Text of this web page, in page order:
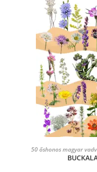
50 őshonos magyar